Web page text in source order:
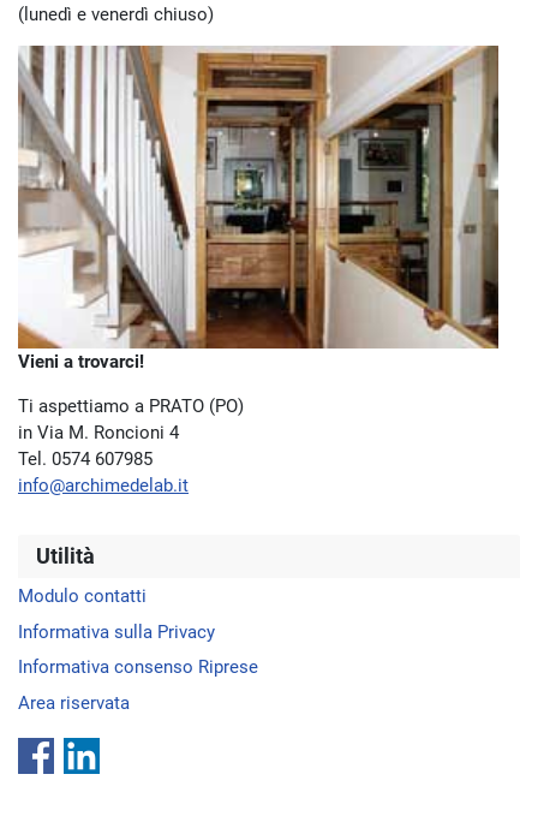
(lunedì e venerdì chiuso)
Vieni a trovarci!
Ti aspettiamo a PRATO (PO)
in Via M. Roncioni 4
Tel. 0574 607985
info@archimedelab.it
Utilità
Modulo contatti
Informativa sulla Privacy
Informativa consenso Riprese
Area riservata